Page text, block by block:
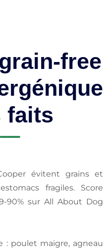
free
faits
évitent grains et
fragiles. Score
90% sur All About Dog
: poulet maigre, agneau